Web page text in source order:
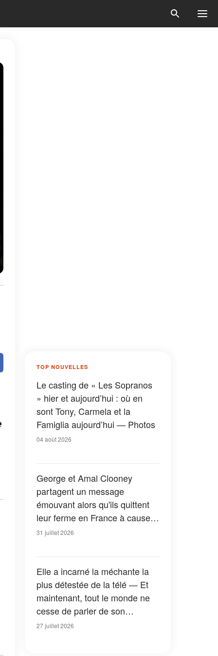
TOP NOUVELLES
Le casting de « Les Sopranos
» hier et aujourd’hui : où en
sont Tony, Carmela et la
Famiglia aujourd’hui — Photos
04 août 2026
George et Amal Clooney
partagent un message
émouvant alors qu'ils quittent
leur ferme en France à cause
des feux de forêt — Tous les
31 juillet 2026
Elle a incarné la méchante la
plus détestée de la télé — Et
maintenant, tout le monde ne
cesse de parler de son
apparition dans la nouvelle
27 juillet 2026